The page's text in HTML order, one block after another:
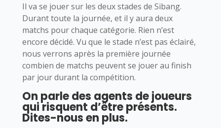
Il va se jouer sur les deux stades de Sibang.
Durant toute la journée, et il y aura deux
matchs pour chaque catégorie. Rien n’est
encore décidé. Vu que le stade n’est pas éclairé,
nous verrons après la première journée
combien de matchs peuvent se jouer au finish
par jour durant la compétition.
On parle des agents de joueurs
qui risquent d’être présents.
Dites-nous en plus.